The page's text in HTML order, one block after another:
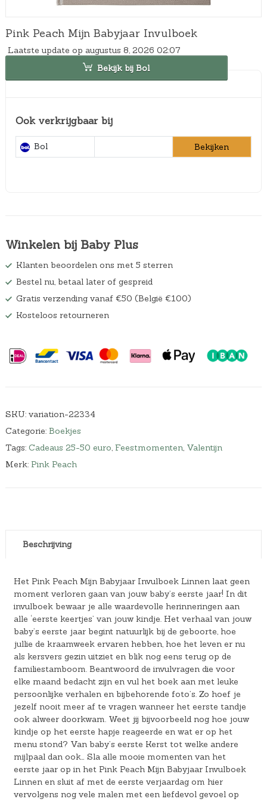
Pink Peach Mijn Babyjaar Invulboek
Laatste update op augustus 8, 2026 02:07
Bekijk bij Bol
Ook verkrijgbaar bij
Bol Bekijken
Winkelen bij Baby Plus
Klanten beoordelen ons met 5 sterren
Bestel nu, betaal later of gespreid
Gratis verzending vanaf €50 (België €100)
Kosteloos retourneren
SKU: variation-22334
Categorie: Boekjes
Tags: Cadeaus 25-50 euro, Feestmomenten, Valentijn
Merk: Pink Peach
Beschrijving
Het Pink Peach Mijn Babyjaar Invulboek Linnen laat geen
moment verloren gaan van jouw baby’s eerste jaar! In dit
invulboek bewaar je alle waardevolle herinneringen aan
alle ‘eerste keertjes’ van jouw kindje. Het verhaal van jouw
baby’s eerste jaar begint natuurlijk bij de geboorte, hoe
jullie de kraamweek ervaren hebben, hoe het leven er nu
als kersvers gezin uitziet en blik nog eens terug op de
familiestamboom. Beantwoord de invulvragen die voor
elke maand bedacht zijn en vul het boek aan met leuke
persoonlijke verhalen en bijbehorende foto’s. Zo hoef je
jezelf nooit meer af te vragen wanneer het eerste tandje
ook alweer doorkwam. Weet jij bijvoorbeeld nog hoe jouw
kindje op het eerste hapje reageerde en wat er op het
menu stond? Van baby’s eerste Kerst tot welke andere
mijlpaal dan ook… Sla alle mooie momenten van het
eerste jaar op in het Pink Peach Mijn Babyjaar Invulboek
Linnen en sluit af met de eerste verjaardag om hier
vervolgens nog vele malen met een liefdevol gevoel op